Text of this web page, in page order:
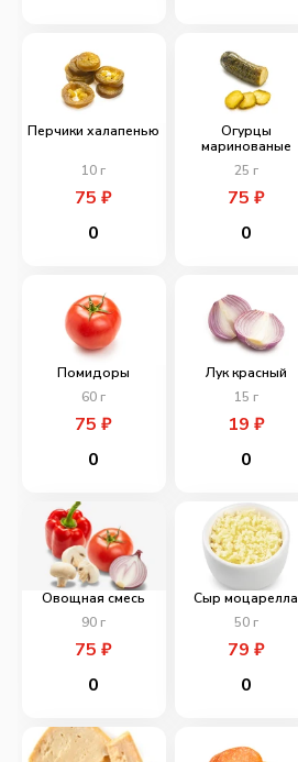
Перчики халапенью
10 г
75₽
0
Огурцы
маринованые
25 г
75 ₽
0
Помидоры
60 г
75₽
0
Лук красный
15 г
19 ₽
0
Овощная смесь
90 г
75₽
0
Сыр моцарелла
50г
79 ₽
0